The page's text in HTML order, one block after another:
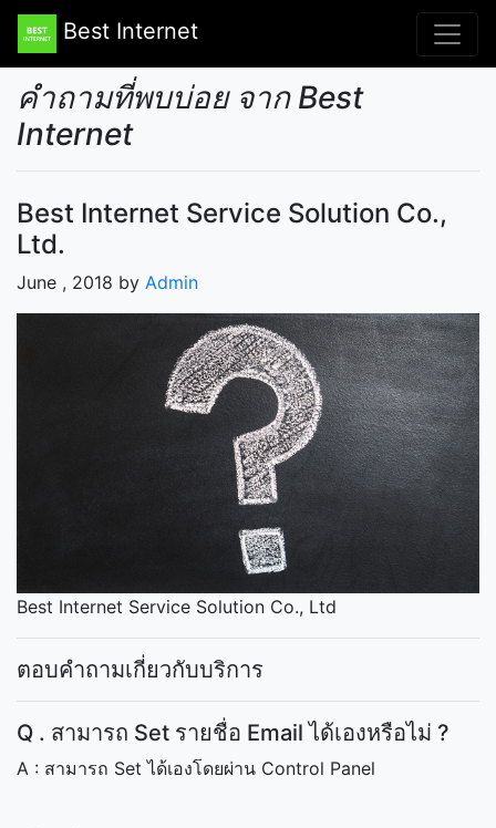
Best Internet
คำถามที่พบบ่อย จาก Best
Internet
Best Internet Service Solution Co.,
Ltd.
June , 2018 by Admin
Best Internet Service Solution Co., Ltd
ตอบคำถามเกี่ยวกับบริการ
Q . สามารถ Set รายชื่อ Email ได้เองหรือไม่ ?
A : สามารถ Set ได้เองโดยผ่าน Control Panel